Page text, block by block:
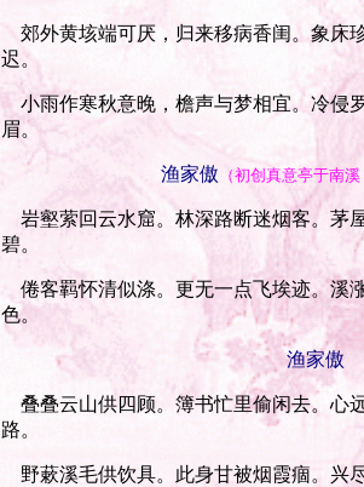
郊外黄垓端可厌，归来移病香闺。象床
迟。
小雨作寒秋意晚，檐声与梦相宜。冷侵
眉。
渔家傲 （初创真意亭于南
岩壑萦回云水窟。林深路断迷烟客。茅
碧。
倦客羁怀清似涤。更无一点飞埃迹。溪
色。
渔家傲
叠叠云山供四顾。簿书忙里偷闲去。心
路。
野蔌溪毛供饮具。此身甘被烟霞痼。兴